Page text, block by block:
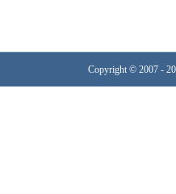
Copyright © 2007 -